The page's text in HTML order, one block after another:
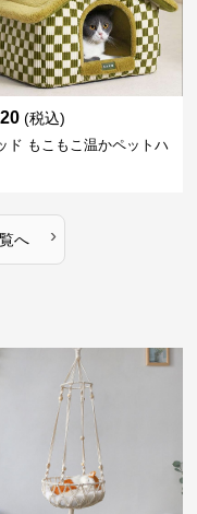
(税込)
ド もこもこ温かペットハ
へ ›